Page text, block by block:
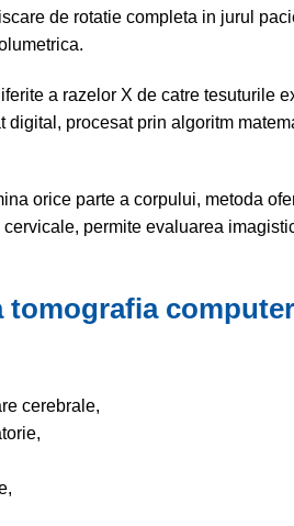
de rotatie completa in jurul
a razelor X de catre
digital, procesat prin algoritm
orice parte a corpului, metoda
permite evaluarea
tomografia
cerebrale,